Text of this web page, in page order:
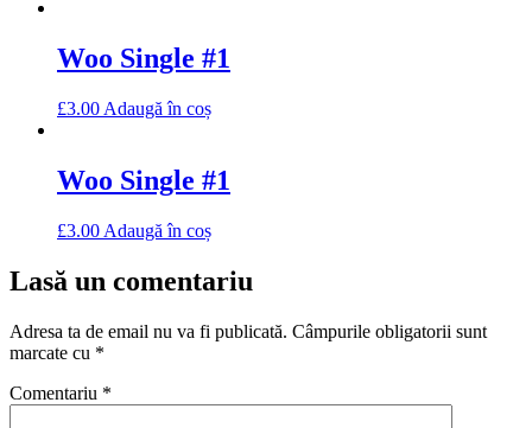
Woo Single #1
£3.00 Adaugă în coș
Woo Single #1
£3.00 Adaugă în coș
Lasă un comentariu
Adresa ta de email nu va fi publicată. Câmpurile obligatorii sunt
marcate cu *
Comentariu *